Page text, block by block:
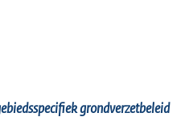
grondverzetbeleid